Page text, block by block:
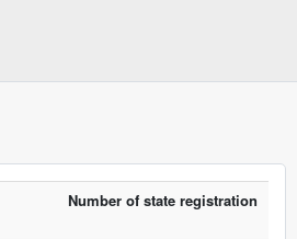
Number of state registration